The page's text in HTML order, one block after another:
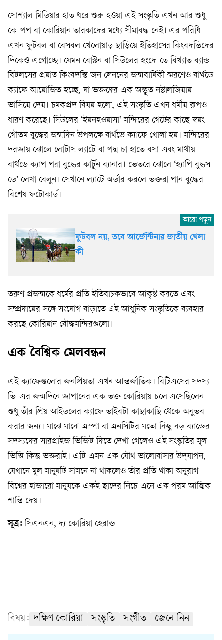
সোশ্যাল মিডিয়ার হাত ধরে শুরু হওয়া এই সংস্কৃতি এখন আর শুধু
কে-পপ বা কোরিয়ান তারকাদের মধ্যে সীমাবদ্ধ নেই। এর পরিধি
এখন ফুটবল বা বেসবল খেলোয়াড় ছাড়িয়ে ইতিহাসের কিংবদন্তিদের
দিকেও এগোচ্ছে। যেমন বোস্টন বা সিউলের হংদে-তে বিখ্যাত ব্যান্ড
বিটলসের প্রয়াত কিংবদন্তি জন লেননের জন্মবার্ষিকী স্মরণেও বার্থডে
ক্যাফে আয়োজিত হচ্ছে, যা ভক্তদের এক অদ্ভুত নস্টালজিয়ায়
ভাসিয়ে দেয়। চমকপ্রদ বিষয় হলো, এই সংস্কৃতি এখন ধর্মীয় রূপও
ধারণ করেছে। সিউলের ‘ইয়নহওয়াসা’ মন্দিরের গেটের কাছে স্বয়ং
গৌতম বুদ্ধের জন্মদিন উপলক্ষে বার্থডে ক্যাফে খোলা হয়। মন্দিরের
দরজায় ঝোলে লোটাস ল্যাটে বা পদ্ম চা হাতে বসা এবং মাথায়
বার্থডে ক্যাপ পরা বুদ্ধের কার্টুন ব্যানার। ভেতরে ঝোলে ‘হ্যাপি বুদ্ধস
ডে’ লেখা বেলুন। সেখানে ল্যাটে অর্ডার করলে ভক্তরা পান বুদ্ধের
বিশেষ ফটোকার্ড।
ফুটবল নয়, তবে আর্জেন্টিনার জাতীয় খেলা
কী
তরুণ প্রজন্মকে ধর্মের প্রতি ইতিবাচকভাবে আকৃষ্ট করতে এবং
সম্প্রদায়ের সঙ্গে সংযোগ বাড়াতে এই আধুনিক সংস্কৃতিকে ব্যবহার
করছে কোরিয়ান বৌদ্ধমন্দিরগুলো।
এক বৈশ্বিক মেলবন্ধন
এই ক্যাফেগুলোর জনপ্রিয়তা এখন আন্তর্জাতিক। বিটিএসের সদস্য
ভি-এর জন্মদিনে জাপানের এক ভক্ত কোরিয়ায় চলে এসেছিলেন
শুধু তাঁর প্রিয় আইডলের ক্যাফে ভাইবটা কাছাকাছি থেকে অনুভব
করার জন্য। মাঝে মাঝে এস্পা বা এনসিটির মতো কিছু বড় ব্যান্ডের
সদস্যদের সারপ্রাইজ ভিজিট দিতে দেখা গেলেও এই সংস্কৃতির মূল
ভিত্তি কিন্তু ভক্তরাই। এটি এমন এক যৌথ ভালোবাসার উদ্‌যাপন,
যেখানে মূল মানুষটি সামনে না থাকলেও তাঁর প্রতি থাকা অনুরাগ
বিশ্বের হাজারো মানুষকে একই ছাদের নিচে এনে এক পরম আত্মিক
শান্তি দেয়।
সূত্র: সিএনএন, দ্য কোরিয়া হেরাল্ড
বিষয়: দক্ষিণ কোরিয়া সংস্কৃতি সংগীত জেনে নিন